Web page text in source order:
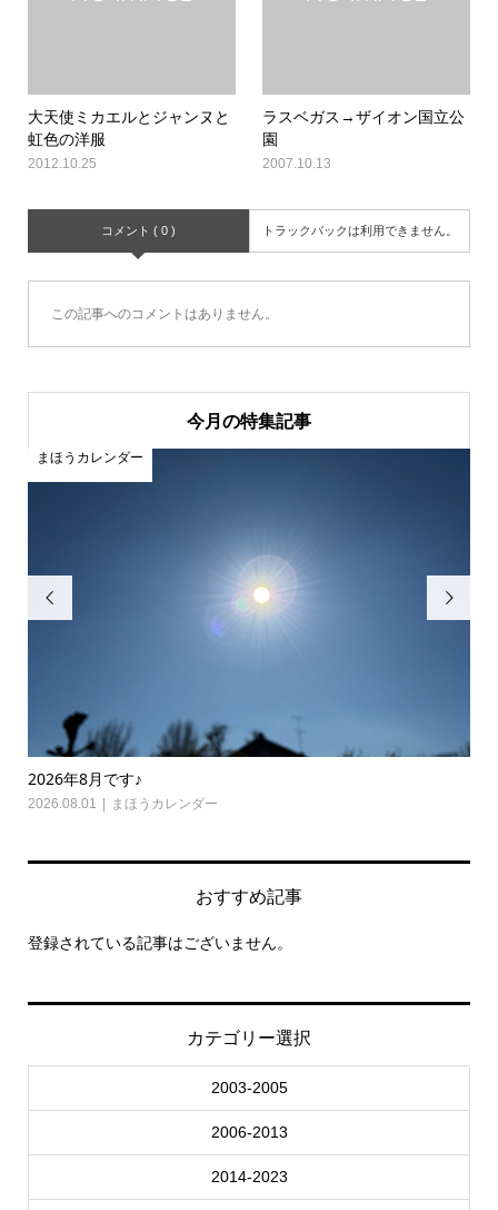
大天使ミカエルとジャンヌと
虹色の洋服
2012.10.25
ラスベガス→ザイオン国立公
園
2007.10.13
コメント ( 0 ) トラックバックは利用できません。
この記事へのコメントはありません。
今月の特集記事

2026年8月です♪
2026.08.01 まほうカレンダー
まほうカレンダー

おすすめ記事
登録されている記事はございません。
カテゴリー選択
2003-2005
2006-2013
2014-2023